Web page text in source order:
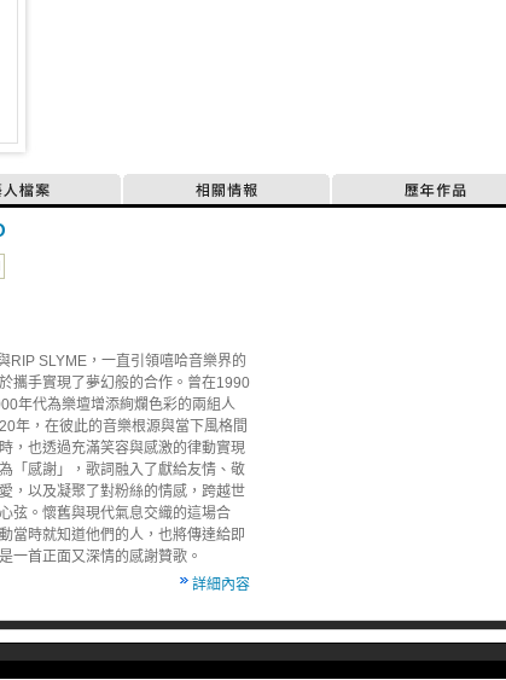
人檔案 相關情報 歷年作品
RIP SLYME，一直引領嘻哈音樂界的
攜手實現了夢幻般的合作。曾在1990
年代為樂壇增添絢爛色彩的兩組人
年，在彼此的音樂根源與當下風格間
，也透過充滿笑容與感激的律動實現
「感謝」，歌詞融入了獻給友情、敬
，以及凝聚了對粉絲的情感，跨越世
弦。懷舊與現代氣息交織的這場合
當時就知道他們的人，也將傳達給即
一首正面又深情的感謝贊歌。
詳細內容